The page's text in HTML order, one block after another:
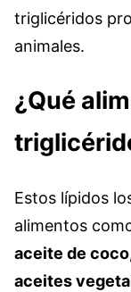
triglicéridos
animales.
¿Qué
Estos lípidos
alimentos
aceite de
aceites